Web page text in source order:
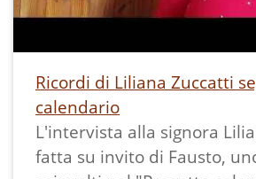
Ricordi di Liliana Zuccatti
calendario
L'intervista alla signora
fatta su invito di Fausto,